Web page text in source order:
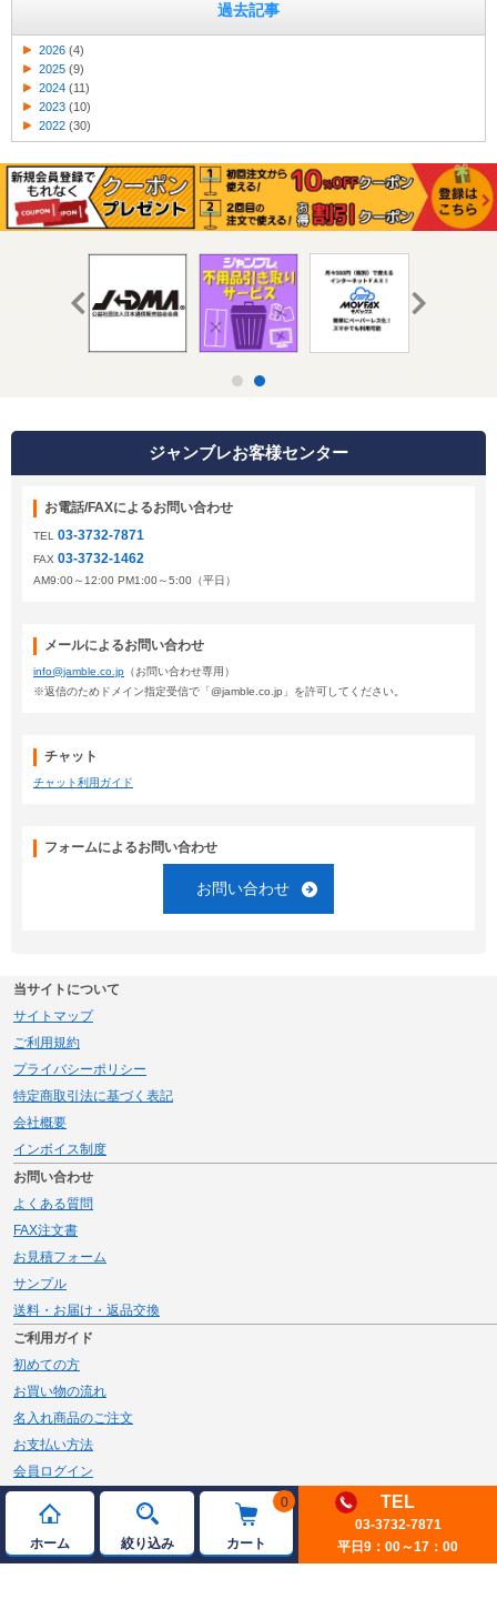
ホーム 絞り込み
0
カート
TEL
03-3732-7871
平日9：00～17：00
過去記事
2026 (4)
2025 (9)
2024 (11)
2023 (10)
2022 (30)
ジャンブレお客様センター
お電話/FAXによるお問い合わせ
TEL 03-3732-7871
FAX 03-3732-1462
AM9:00～12:00 PM1:00～5:00（平日）
メールによるお問い合わせ
info@jamble.co.jp （お問い合わせ専用）
※返信のためドメイン指定受信で「@jamble.co.jp」を許可してください。
チャット
チャット利用ガイド
フォームによるお問い合わせ
お問い合わせ
当サイトについて
サイトマップ
ご利用規約
プライバシーポリシー
特定商取引法に基づく表記
会社概要
インボイス制度
お問い合わせ
よくある質問
FAX注文書
お見積フォーム
サンプル
送料・お届け・返品交換
ご利用ガイド
初めての方
お買い物の流れ
名入れ商品のご注文
お支払い方法
会員ログイン
メルマガ登録
新規会員登録
ページトップへ